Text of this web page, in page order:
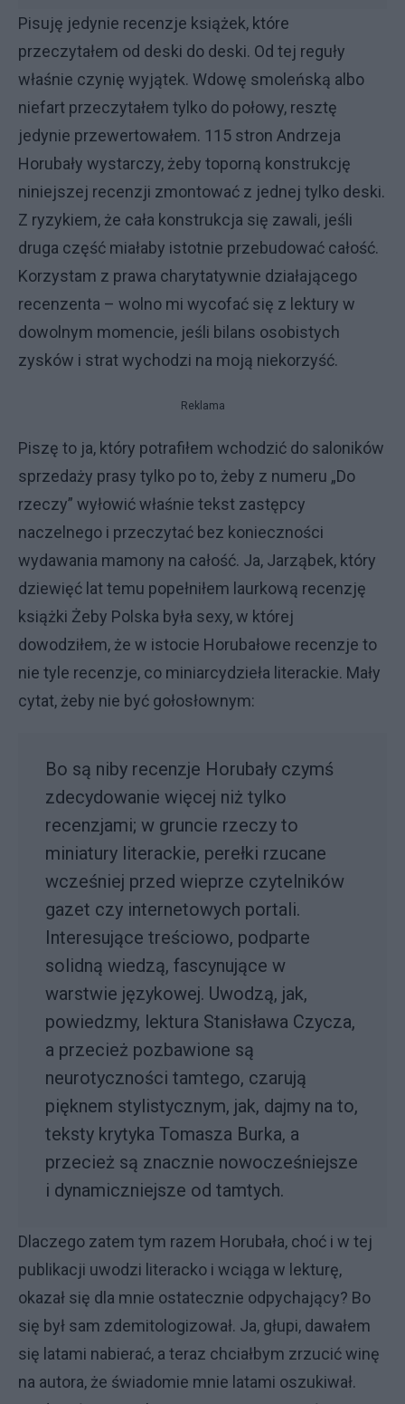
Pisuję jedynie recenzje książek, które
przeczytałem od deski do deski. Od tej reguły
właśnie czynię wyjątek. Wdowę smoleńską albo
niefart przeczytałem tylko do połowy, resztę
jedynie przewertowałem. 115 stron Andrzeja
Horubały wystarczy, żeby toporną konstrukcję
niniejszej recenzji zmontować z jednej tylko deski.
Z ryzykiem, że cała konstrukcja się zawali, jeśli
druga część miałaby istotnie przebudować całość.
Korzystam z prawa charytatywnie działającego
recenzenta – wolno mi wycofać się z lektury w
dowolnym momencie, jeśli bilans osobistych
zysków i strat wychodzi na moją niekorzyść.
Reklama
Piszę to ja, który potrafiłem wchodzić do saloników
sprzedaży prasy tylko po to, żeby z numeru „Do
rzeczy” wyłowić właśnie tekst zastępcy
naczelnego i przeczytać bez konieczności
wydawania mamony na całość. Ja, Jarząbek, który
dziewięć lat temu popełniłem laurkową recenzję
książki Żeby Polska była sexy, w której
dowodziłem, że w istocie Horubałowe recenzje to
nie tyle recenzje, co miniarcydzieła literackie. Mały
cytat, żeby nie być gołosłownym:
Bo są niby recenzje Horubały czymś
zdecydowanie więcej niż tylko
recenzjami; w gruncie rzeczy to
miniatury literackie, perełki rzucane
wcześniej przed wieprze czytelników
gazet czy internetowych portali.
Interesujące treściowo, podparte
solidną wiedzą, fascynujące w
warstwie językowej. Uwodzą, jak,
powiedzmy, lektura Stanisława Czycza,
a przecież pozbawione są
neurotyczności tamtego, czarują
pięknem stylistycznym, jak, dajmy na to,
teksty krytyka Tomasza Burka, a
przecież są znacznie nowocześniejsze
i dynamiczniejsze od tamtych.
Dlaczego zatem tym razem Horubała, choć i w tej
publikacji uwodzi literacko i wciąga w lekturę,
okazał się dla mnie ostatecznie odpychający? Bo
się był sam zdemitologizował. Ja, głupi, dawałem
się latami nabierać, a teraz chciałbym zrzucić winę
na autora, że świadomie mnie latami oszukiwał.